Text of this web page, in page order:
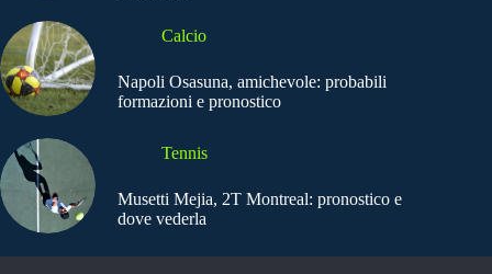
Calcio
Napoli Osasuna, amichevole: probabili
formazioni e pronostico
Tennis
Musetti Mejia, 2T Montreal: pronostico e
dove vederla